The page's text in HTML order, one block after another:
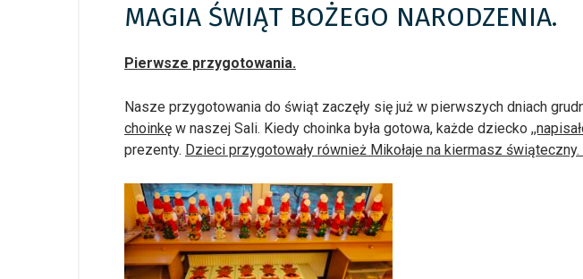
MAGIA ŚWIĄT BOŻEGO NARODZENIA.
Pierwsze przygotowania.
Nasze przygotowania do świąt zaczęły się już w pierwszych dniach
choinkę w naszej Sali. Kiedy choinka była gotowa, każde dziecko
prezenty. Dzieci przygotowały również Mikołaje na kiermasz świąteczny.